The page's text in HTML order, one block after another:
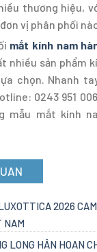
thương hiệu,
vị phân phối
mắt kính nam
nhiều sản phẩm
chọn. Nhanh
0243 951
mẫu mắt kính
2026
NAM
LONG HÂN HOAN